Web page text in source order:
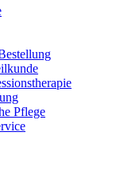
Pflege